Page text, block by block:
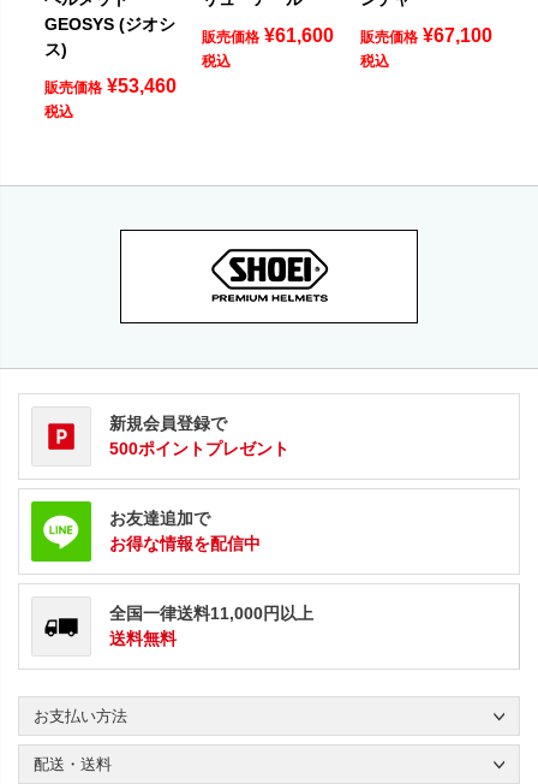
GEOSYS (ジオシ
ス)
販売価格 ¥53,460
税込
販売価格 ¥61,600
税込
販売価格 ¥67,100
税込
新規会員登録で
500ポイントプレゼント
お友達追加で
お得な情報を配信中
全国一律送料11,000円以上
送料無料
お支払い方法
配送・送料